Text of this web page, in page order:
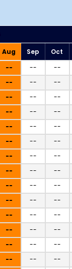
Aug Sep Oct
-- -- --
-- -- --
-- -- --
-- -- --
-- -- --
-- -- --
-- -- --
-- -- --
-- -- --
-- -- --
-- -- --
-- -- --
-- -- --
-- -- --